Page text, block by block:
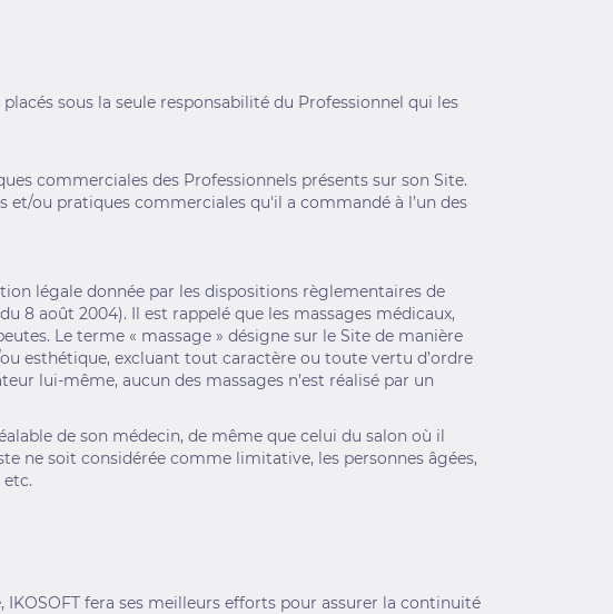
sous la seule responsabilité du Professionnel qui les
commerciales des Professionnels présents sur son Site.
ou pratiques commerciales qu'il a commandé à l’un des
légale donnée par les dispositions règlementaires de
8 août 2004). Il est rappelé que les massages médicaux,
Le terme « massage » désigne sur le Site de manière
esthétique, excluant tout caractère ou toute vertu d’ordre
lui-même, aucun des massages n’est réalisé par un
de son médecin, de même que celui du salon où il
ne soit considérée comme limitative, les personnes âgées,
fera ses meilleurs efforts pour assurer la continuité